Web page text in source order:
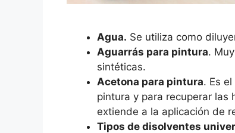
Agua. Se utiliza como
Aguarrás para pintura.
sintéticas.
Acetona para pintura. Es
pintura y para recuperar las
extiende a la aplicación de
Tipos de disolventes